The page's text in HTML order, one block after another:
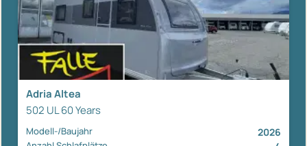
Adria Altea
502 UL 60 Years
Modell-/Baujahr 2026